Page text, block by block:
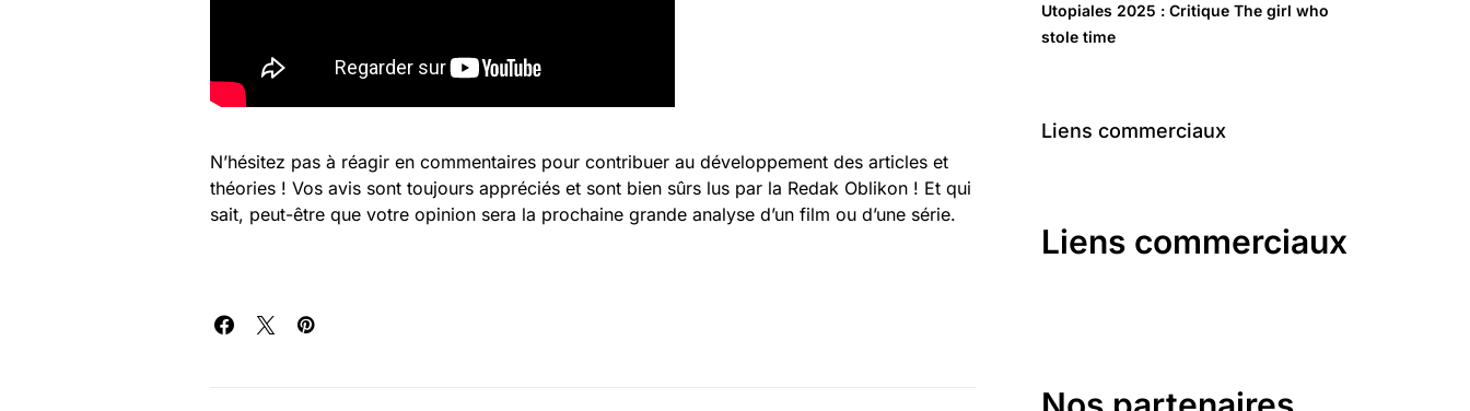
N’hésitez pas à réagir en commentaires pour contribuer au développement des articles et
théories ! Vos avis sont toujours appréciés et sont bien sûrs lus par la Redak Oblikon ! Et qui
sait, peut-être que votre opinion sera la prochaine grande analyse d’un film ou d’une série.
Utopiales 2025 : Critique The girl who
stole time
Liens commerciaux
Liens commerciaux